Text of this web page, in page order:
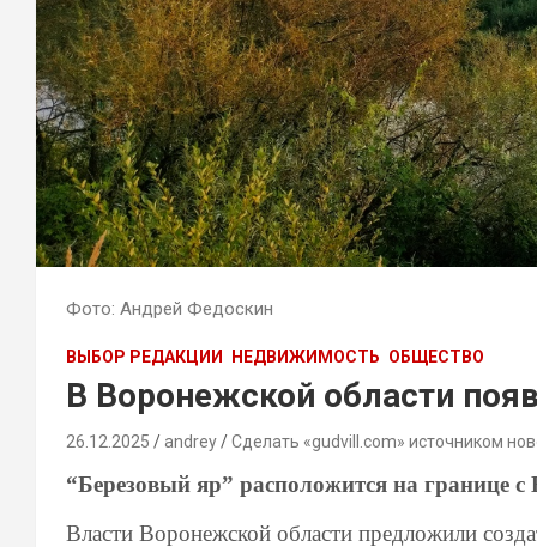
Фото: Андрей Федоскин
ВЫБОР РЕДАКЦИИ НЕДВИЖИМОСТЬ ОБЩЕСТВО
В Воронежской области
26.12.2025 andrey Сделать «gudvill.com» источником
“Березовый яр” расположится на границе с
Власти Воронежской области предложили